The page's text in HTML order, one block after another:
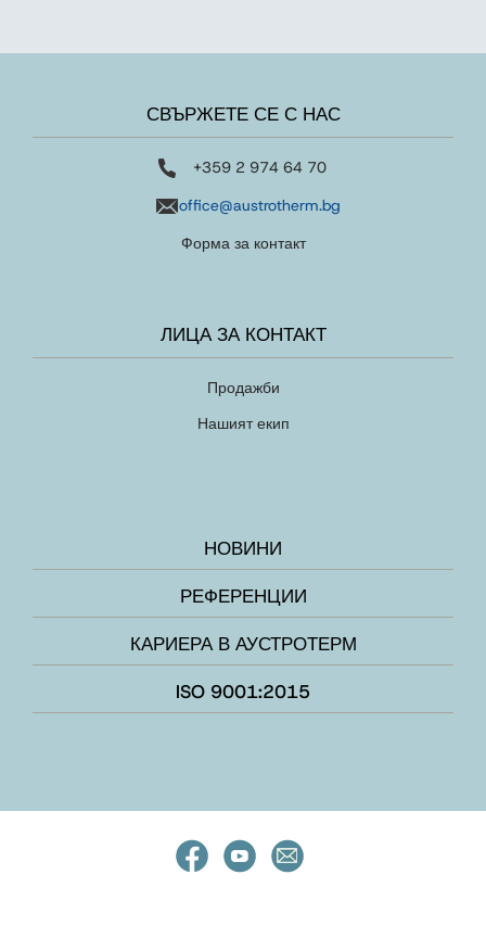
СВЪРЖЕТЕ СЕ С НАС
+359 2 974 64 70
office@austrotherm.bg
Форма за контакт
ЛИЦА ЗА КОНТАКТ
Продажби
Нашият екип
НОВИНИ
РЕФЕРЕНЦИИ
КАРИЕРА В АУСТРОТЕРМ
ISO 9001:2015